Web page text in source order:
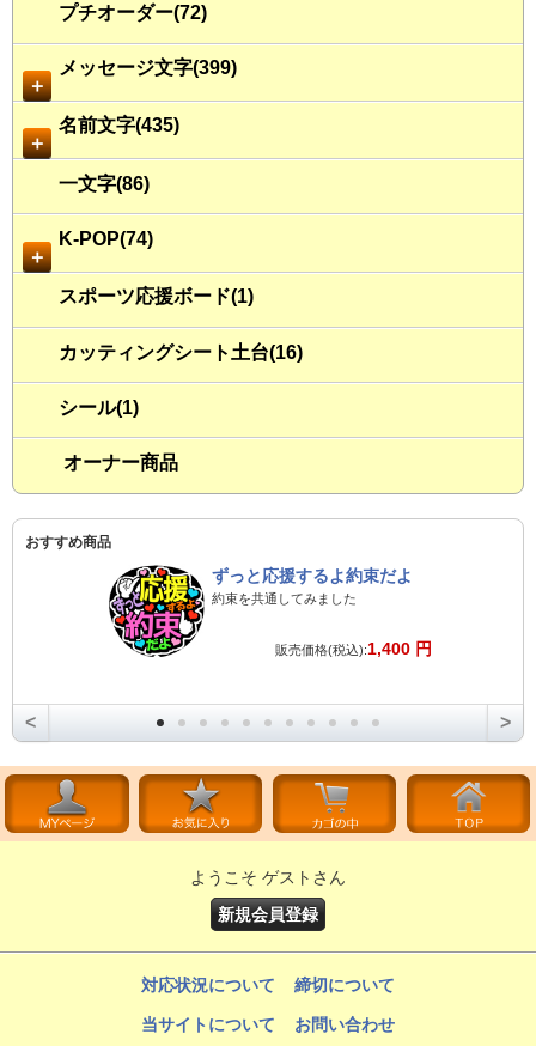
プチオーダー(72)
＋
メッセージ文字(399)
＋
名前文字(435)
一文字(86)
＋
K-POP(74)
スポーツ応援ボード(1)
カッティングシート土台(16)
シール(1)
オーナー商品
おすすめ商品
ずっと応援するよ約束だよ
約束を共通してみました
販売価格(税込):1,400 円
< >
ようこそ ゲストさん
新規会員登録
対応状況について 締切について
当サイトについて お問い合わせ